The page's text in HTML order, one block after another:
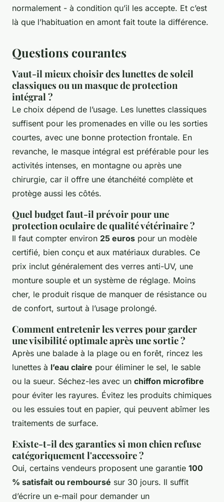
normalement - à condition qu’il les accepte. Et c’est
là que l’habituation en amont fait toute la différence.
Questions courantes
Vaut-il mieux choisir des lunettes de soleil
classiques ou un masque de protection
intégral ?
Le choix dépend de l’usage. Les lunettes classiques
suffisent pour les promenades en ville ou les sorties
courtes, avec une bonne protection frontale. En
revanche, le masque intégral est préférable pour les
activités intenses, en montagne ou après une
chirurgie, car il offre une étanchéité complète et
protège aussi les côtés.
Quel budget faut-il prévoir pour une
protection oculaire de qualité vétérinaire ?
Il faut compter environ 25 euros pour un modèle
certifié, bien conçu et aux matériaux durables. Ce
prix inclut généralement des verres anti-UV, une
monture souple et un système de réglage. Moins
cher, le produit risque de manquer de résistance ou
de confort, surtout à l’usage prolongé.
Comment entretenir les verres pour garder
une visibilité optimale après une sortie ?
Après une balade à la plage ou en forêt, rincez les
lunettes à l’eau claire pour éliminer le sel, le sable
ou la sueur. Séchez-les avec un chiffon microfibre
pour éviter les rayures. Évitez les produits chimiques
ou les essuies tout en papier, qui peuvent abîmer les
traitements de surface.
Existe-t-il des garanties si mon chien refuse
catégoriquement l'accessoire ?
Oui, certains vendeurs proposent une garantie 100
% satisfait ou remboursé sur 30 jours. Il suffit
d’écrire un e-mail pour demander un